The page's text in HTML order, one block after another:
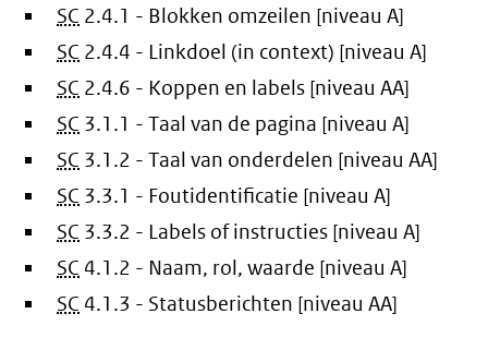
SC 2.4.1 - Blokken omzeilen [niveau A]
SC 2.4.4 - Linkdoel (in context) [niveau A]
SC 2.4.6 - Koppen en labels [niveau AA]
SC 3.1.1 - Taal van de pagina [niveau A]
SC 3.1.2 - Taal van onderdelen [niveau AA]
SC 3.3.1 - Foutidentificatie [niveau A]
SC 3.3.2 - Labels of instructies [niveau A]
SC 4.1.2 - Naam, rol, waarde [niveau A]
SC 4.1.3 - Statusberichten [niveau AA]